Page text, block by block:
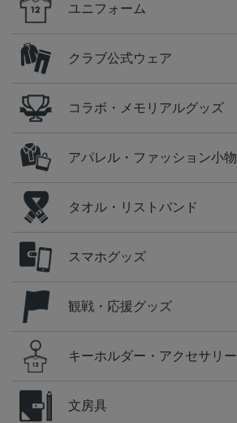
ユニフォーム
クラブ公式ウェア
コラボ・メモリアルグッズ
アパレル・ファッション小物
タオル・リストバンド
スマホグッズ
観戦・応援グッズ
キーホルダー・アクセサリー
文房具